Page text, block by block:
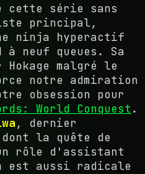
cette série sans
principal,
ninja hyperactif
à neuf queues. Sa
malgré le
notre admiration
obsession pour
World Conquest .
, dernier
la quête de
rôle d'assistant
est aussi radicale